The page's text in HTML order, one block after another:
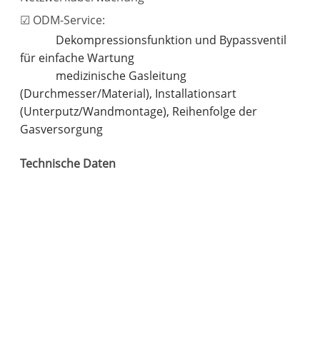
☑ ODM-Service:
Dekompressionsfunktion und Bypassventil
für einfache Wartung
medizinische Gasleitung
(Durchmesser/Material), Installationsart
(Unterputz/Wandmontage), Reihenfolge der
Gasversorgung
Technische Daten